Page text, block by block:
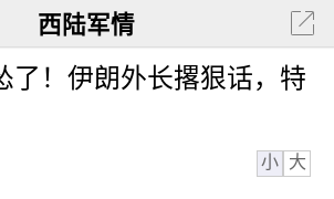
西陆军情
了！伊朗外长撂狠话，特
小 大